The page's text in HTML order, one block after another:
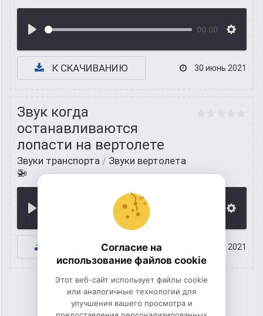
00:00
К СКАЧИВАНИЮ 30 июнь 2021
Звук когда
останавливаются
лопасти на вертолете
Звуки транспорта / Звуки вертолета
🚁
К СКАЧИВАНИЮ 29 июнь 2021
Согласие на
использование файлов cookie
Этот веб-сайт использует файлы cookie
или аналогичные технологии для
улучшения вашего просмотра и